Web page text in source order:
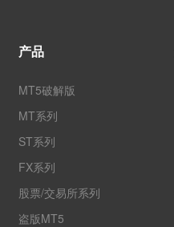
产品
MT5破解版
MT系列
ST系列
FX系列
股票/交易所系列
盗版MT5